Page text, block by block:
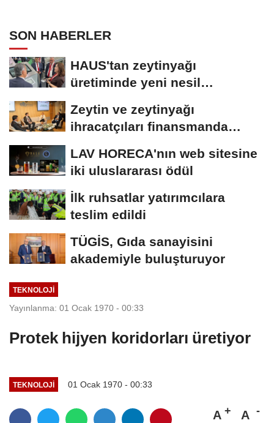
SON HABERLER
HAUS'tan zeytinyağı
üretiminde yeni nesil
Zeytin ve zeytinyağı
ihracatçıları finansmanda
LAV HORECA'nın web sitesine
iki uluslararası ödül
İlk ruhsatlar yatırımcılara
teslim edildi
TÜGİS, Gıda sanayisini
akademiyle buluşturuyor
TEKNOLOJI
Yayınlanma: 01 Ocak 1970 - 00:33
Protek hijyen koridorları üretiyor
TEKNOLOJI 01 Ocak 1970 - 00:33
A A